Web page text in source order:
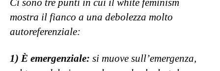
Ci sono tre punti in cui il white feminism
mostra il fianco a una debolezza molto
autoreferenziale:
1) È emergenziale: si muove sull’emergenza,